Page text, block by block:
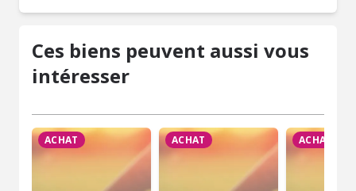
Ces biens peuvent aussi vous
intéresser
ACHAT ACHAT ACHAT